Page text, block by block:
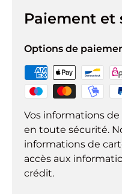
Paiement et
Options de
Vos informations
en toute sécurité.
informations de
accès aux
crédit.